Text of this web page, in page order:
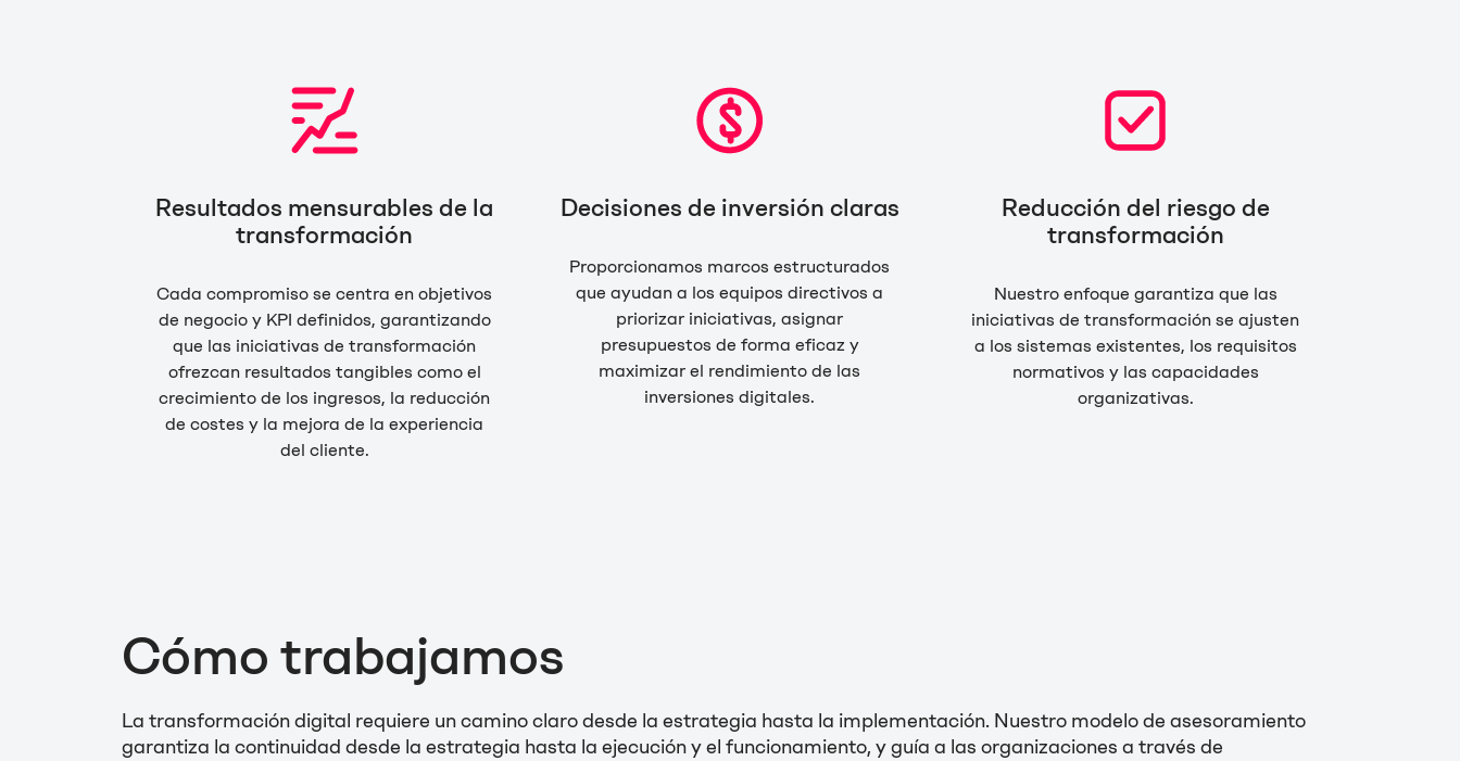
Resultados mensurables de la
transformación
Cada compromiso se centra en objetivos
de negocio y KPI definidos, garantizando
que las iniciativas de transformación
ofrezcan resultados tangibles como el
crecimiento de los ingresos, la reducción
de costes y la mejora de la experiencia
del cliente.
Decisiones de inversión claras
Proporcionamos marcos estructurados
que ayudan a los equipos directivos a
priorizar iniciativas, asignar
presupuestos de forma eficaz y
maximizar el rendimiento de las
inversiones digitales.
Reducción del riesgo de
transformación
Nuestro enfoque garantiza que las
iniciativas de transformación se ajusten
a los sistemas existentes, los requisitos
normativos y las capacidades
organizativas.
Cómo trabajamos
La transformación digital requiere un camino claro desde la estrategia hasta la implementación. Nuestro modelo de asesoramiento
garantiza la continuidad desde la estrategia hasta la ejecución y el funcionamiento, y guía a las organizaciones a través de